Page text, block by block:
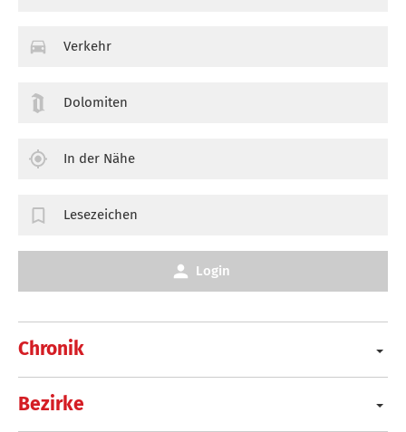
Chronik
Bezirke
Verkehr
Dolomiten
In der Nähe
Lesezeichen
Login